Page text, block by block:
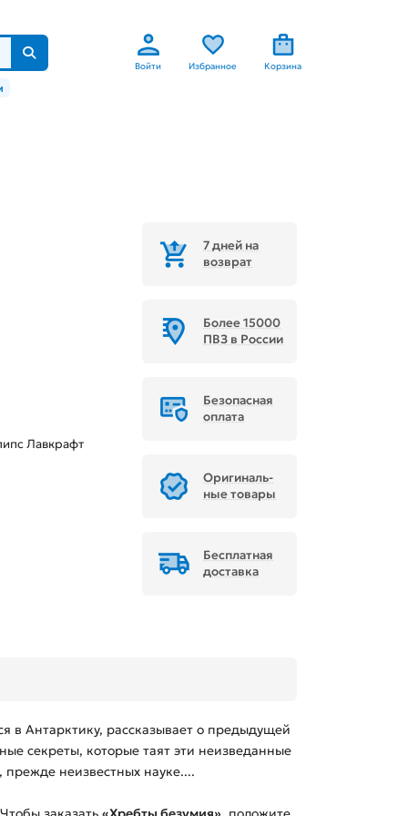
Войти Избранное Корзина
Лавкрафт
7 дней на
возврат
Более 15000
ПВЗ в России
Безопасная
оплата
Ори­ги­наль­
ные товары
Бесплатная
доставка
в Антарктику, рассказывает о предыдущей
секреты, которые таят эти неизведанные
неизвестных науке....